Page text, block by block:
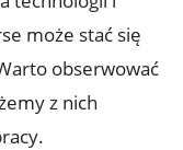
może stać się
obserwować
z nich